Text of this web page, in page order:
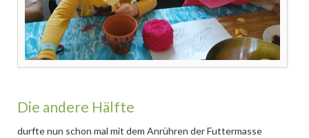
Die andere Hälfte
durfte nun schon mal mit dem Anrühren der Futtermasse